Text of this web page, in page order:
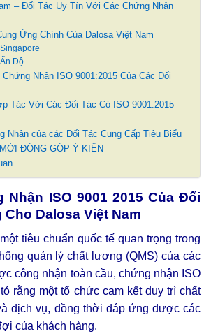
– Đối Tác Uy Tín Với Các Chứng Nhận
Ứng Chính Của Dalosa Việt Nam
Độ
Nhận ISO 9001:2015 Của Các Đối
Tác Với Các Đối Tác Có ISO 9001:2015
Nhận của các Đối Tác Cung Cấp Tiêu Biểu
ĐÓNG GÓP Ý KIẾN
Nhận ISO 9001 2015 Của Đối
Dalosa Việt Nam
tiêu chuẩn quốc tế quan trọng trong
quản lý chất lượng (QMS) của các
công nhận toàn cầu, chứng nhận ISO
rằng một tổ chức cam kết duy trì chất
dịch vụ, đồng thời đáp ứng được các
của khách hàng.